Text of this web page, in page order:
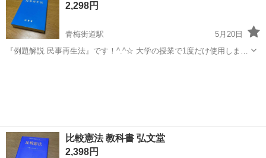
方は念のため購入をお...
2,298円
青梅街道駅
5月20日
『例題解説 民事再生法』です！^.^☆ 大学の授業で1度だけ使用しまし
比較憲法 教科書 弘文堂
2,398円